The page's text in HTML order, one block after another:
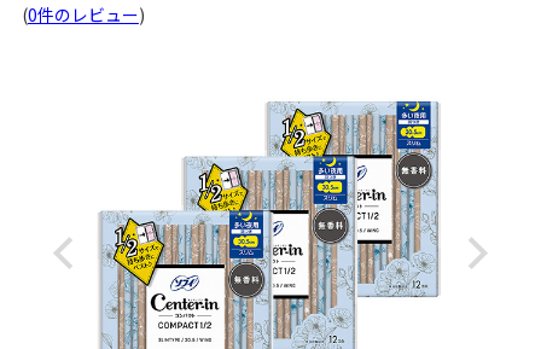
(0件のレビュー)
Previous Next